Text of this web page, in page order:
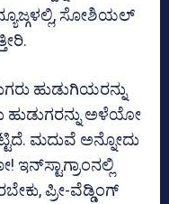
ಸೋಶಿಯಲ್
ಹುಡುಗಿಯರನ್ನು
ಹುಡುಗರನ್ನು ಅಳೆಯೋ
ಮದುವೆ ಅನ್ನೋದು
ಪ್ರೀ-ವೆಡ್ಡಿಂಗ್